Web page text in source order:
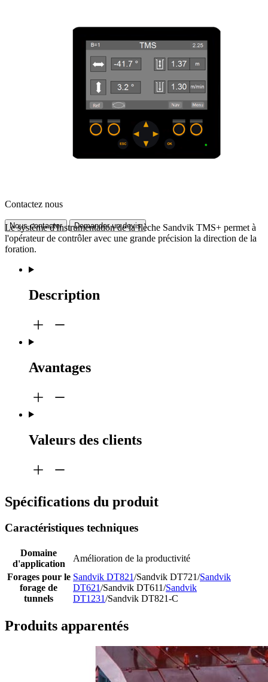
Contactez nous
Nous contacter Demander un devis
Le système d'Instrumentation de la flèche Sandvik TMS+ permet à
l'opérateur de contrôler avec une grande précision la direction de la
foration.
Description
Avantages
Valeurs des clients
Spécifications du produit
Caractéristiques techniques
Domaine
d'application
Amélioration de la productivité
Forages pour le
forage de
tunnels
Sandvik DT821/Sandvik DT721/Sandvik
DT621/Sandvik DT611/Sandvik
DT1231/Sandvik DT821-C
Produits apparentés